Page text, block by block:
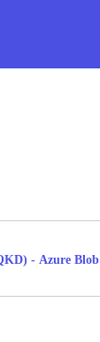
- Azure Blob